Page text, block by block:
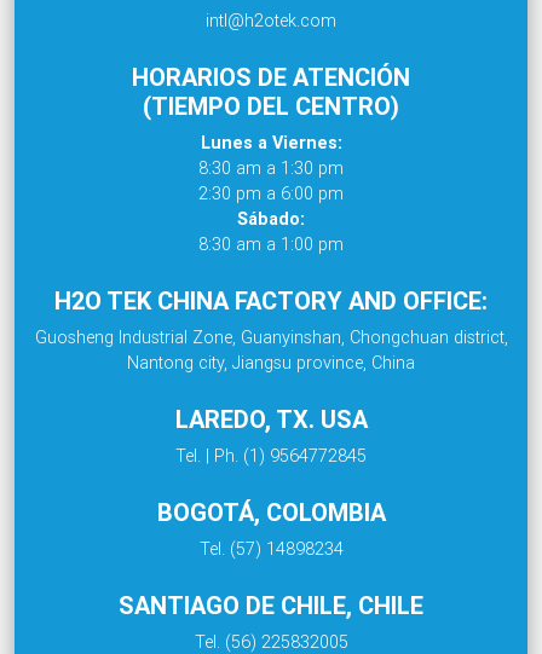
intl@h2otek.com
HORARIOS DE ATENCIÓN
(TIEMPO DEL CENTRO)
Lunes a Viernes:
8:30 am a 1:30 pm
2:30 pm a 6:00 pm
Sábado:
8:30 am a 1:00 pm
H2O TEK CHINA FACTORY AND OFFICE:
Guosheng Industrial Zone, Guanyinshan, Chongchuan district,
Nantong city, Jiangsu province, China
LAREDO, TX. USA
Tel. | Ph. (1) 9564772845
BOGOTÁ, COLOMBIA
Tel. (57) 14898234
SANTIAGO DE CHILE, CHILE
Tel. (56) 225832005